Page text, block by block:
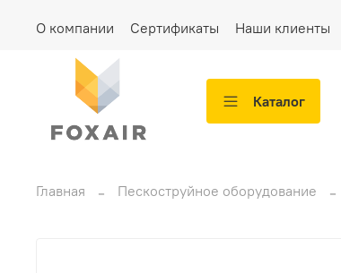
О компании Сертификаты Наши клиенты
Каталог
Главная Пескоструйное оборудование